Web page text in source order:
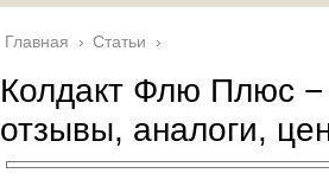
Главная › Статьи ›
Колдакт Флю Плюс −
отзывы, аналоги,